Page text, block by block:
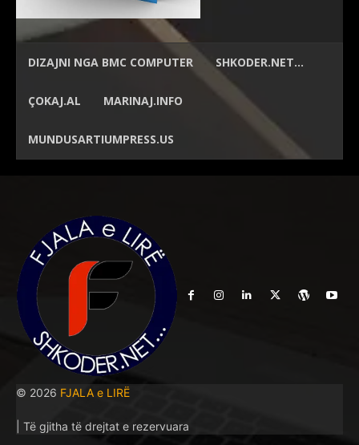
DIZAJNI NGA BMC COMPUTER SHKODER.NET…
ÇOKAJ.AL MARINAJ.INFO
MUNDUSARTIUMPRESS.US
© 2026 FJALA e LIRË
| Të gjitha të drejtat e rezervuara